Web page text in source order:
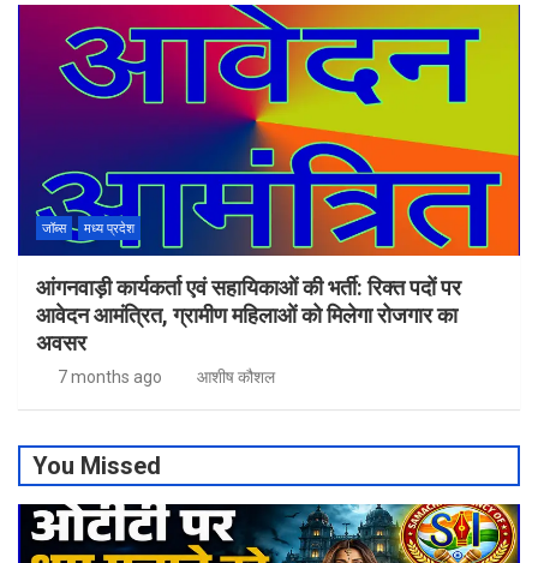
जॉब्स मध्य प्रदेश
आंगनवाड़ी कार्यकर्ता एवं सहायिकाओं की भर्ती: रिक्त पदों पर
आवेदन आमंत्रित, ग्रामीण महिलाओं को मिलेगा रोजगार का
अवसर
7 months ago आशीष कौशल
You Missed